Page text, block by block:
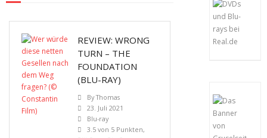
REVIEW: WRONG
TURN – THE
FOUNDATION
(BLU-RAY)
ByThomas
23. Juli 2021
Blu-ray
3.5 von 5 Punkten,